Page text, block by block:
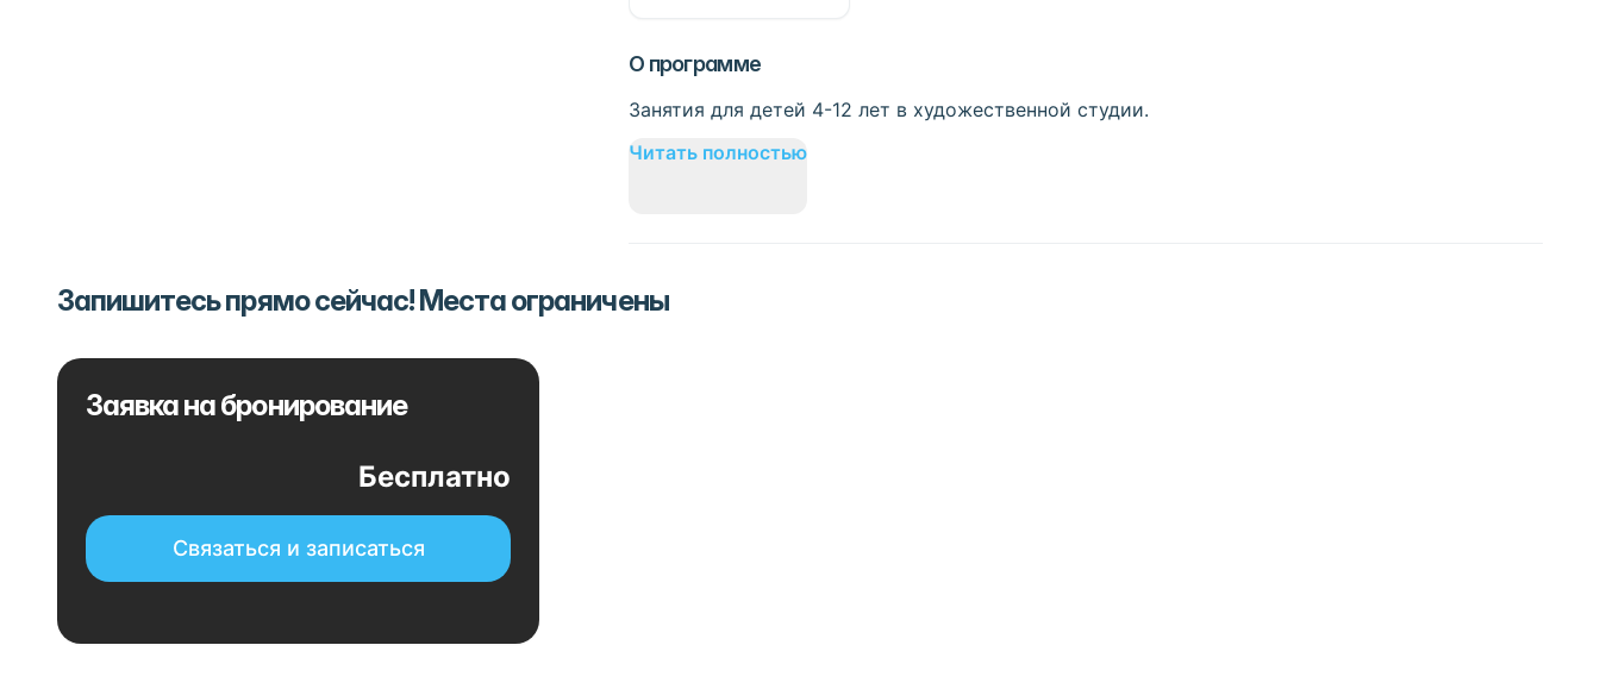
О программе
Занятия для детей 4-12 лет в художественной студии.
Читать полностью
Запишитесь прямо сейчас! Места ограничены
Заявка на бронирование
Бесплатно
Связаться и записаться